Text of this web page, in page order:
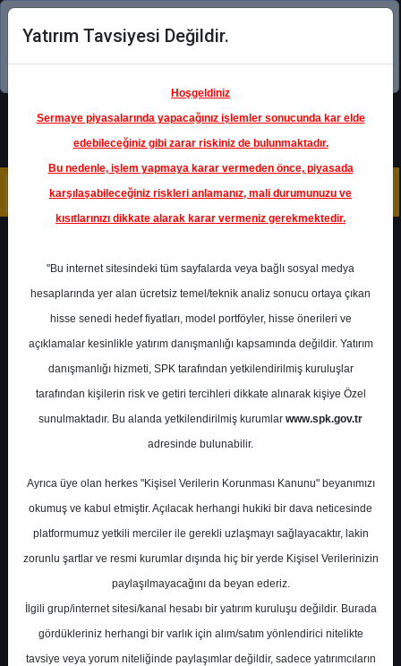
Şimdi uygulamayı indirin!
ISCTR- TÜRKİYE İŞ BANKASI
A.Ş.
Hedef Fiyat 24.30 ₺
Getiri
%0.00
0 0
Yatırım Tavsiyesi Değildir.
Hoşgeldiniz
Sermaye piyasalarında yapacağınız işlemler sonucunda kar elde
edebileceğiniz gibi zarar riskiniz de bulunmaktadır.
Bu nedenle, işlem yapmaya karar vermeden önce, piyasada
karşılaşabileceğiniz riskleri anlamanız, mali durumunuzu ve
kısıtlarınızı dikkate alarak karar vermeniz gerekmektedir.
"Bu internet sitesindeki tüm sayfalarda veya bağlı sosyal medya
hesaplarında yer alan ücretsiz temel/teknik analiz sonucu ortaya çıkan
hisse senedi hedef fiyatları, model portföyler, hisse önerileri ve
açıklamalar kesinlikle yatırım danışmanlığı kapsamında değildir. Yatırım
danışmanlığı hizmeti, SPK tarafından yetkilendirilmiş kuruluşlar
tarafından kişilerin risk ve getiri tercihleri dikkate alınarak kişiye Özel
sunulmaktadır. Bu alanda yetkilendirilmiş kurumlar www.spk.gov.tr
adresinde bulunabilir.
Ayrıca üye olan herkes "Kişisel Verilerin Korunması Kanunu" beyanımızı
okumuş ve kabul etmiştir. Açılacak herhangi hukiki bir dava neticesinde
platformumuz yetkili merciler ile gerekli uzlaşmayı sağlayacaktır, lakin
zorunlu şartlar ve resmi kurumlar dışında hiç bir yerde Kişisel Verilerinizin
paylaşılmayacağını da beyan ederiz.
İlgili grup/internet sitesi/kanal hesabı bir yatırım kuruluşu değildir. Burada
gördükleriniz herhangi bir varlık için alım/satım yönlendirici nitelikte
tavsiye veya yorum niteliğinde paylaşımlar değildir, sadece yatırımcıların